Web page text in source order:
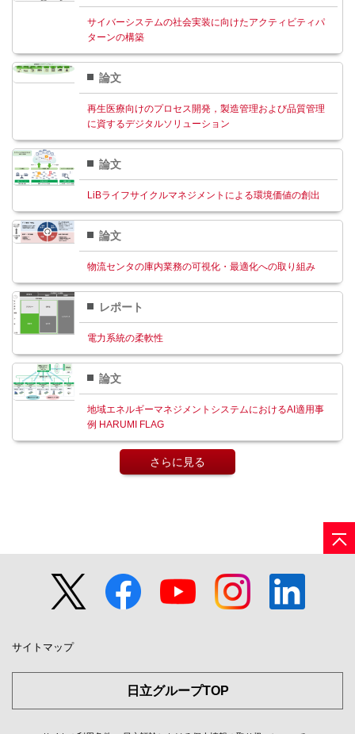
サイバーシステムの社会実装に向けたアクティビティパ
ターンの構築
論文
再生医療向けのプロセス開発，製造管理および品質管理
に資するデジタルソリューション
論文
LiBライフサイクルマネジメントによる環境価値の創出
論文
物流センタの庫内業務の可視化・最適化への取り組み
レポート
電力系統の柔軟性
論文
地域エネルギーマネジメントシステムにおけるAI適用事
例 HARUMI FLAG
さらに見る
サイトマップ
日立グループTOP